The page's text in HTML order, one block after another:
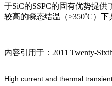
于SiC的SSPC的固有优势提
较高的瞬态结温（>350˚C）
内容引用于：2011 Twenty-
High current and thermal